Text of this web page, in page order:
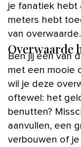
je fanatiek hebt
meters hebt
van overwaarde.
Overwaarde
Ben jij één van
met een mooie
wil je deze
oftewel: het
benutten?
aanvullen, een
verbouwen of